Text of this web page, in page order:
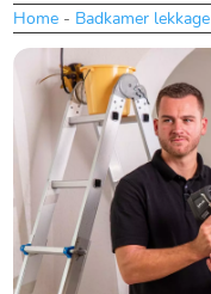
Home - Badkamer lekkage